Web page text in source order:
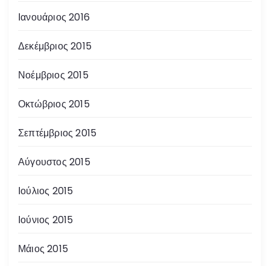
Ιανουάριος 2016
Δεκέμβριος 2015
Νοέμβριος 2015
Οκτώβριος 2015
Σεπτέμβριος 2015
Αύγουστος 2015
Ιούλιος 2015
Ιούνιος 2015
Μάιος 2015